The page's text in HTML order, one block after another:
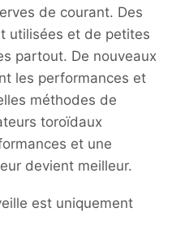
de courant. Des
utilisées et de petites
partout. De nouveaux
les performances et
méthodes de
toroïdaux
et une
devient meilleur.
est uniquement